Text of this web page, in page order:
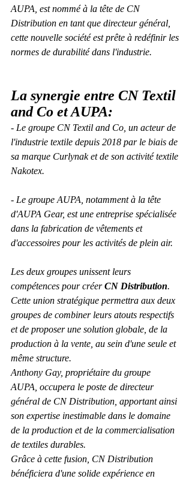
AUPA, est nommé à la tête de CN
Distribution en tant que directeur général,
cette nouvelle société est prête à redéfinir les
normes de durabilité dans l'industrie.
La synergie entre CN Textil
and Co et AUPA:
- Le groupe CN Textil and Co, un acteur de
l'industrie textile depuis 2018 par le biais de
sa marque Curlynak et de son activité textile
Nakotex.
- Le groupe AUPA, notamment à la tête
d'AUPA Gear, est une entreprise spécialisée
dans la fabrication de vêtements et
d'accessoires pour les activités de plein air.
Les deux groupes unissent leurs
compétences pour créer CN Distribution.
Cette union stratégique permettra aux deux
groupes de combiner leurs atouts respectifs
et de proposer une solution globale, de la
production à la vente, au sein d'une seule et
même structure.
Anthony Gay, propriétaire du groupe
AUPA, occupera le poste de directeur
général de CN Distribution, apportant ainsi
son expertise inestimable dans le domaine
de la production et de la commercialisation
de textiles durables.
Grâce à cette fusion, CN Distribution
bénéficiera d'une solide expérience en